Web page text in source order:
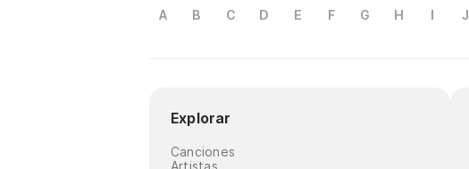
A B C D E F G H I J
Explorar
Canciones